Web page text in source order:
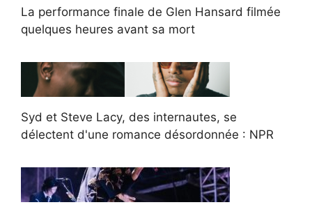
La performance finale de Glen Hansard filmée
quelques heures avant sa mort
Syd et Steve Lacy, des internautes, se
délectent d'une romance désordonnée : NPR